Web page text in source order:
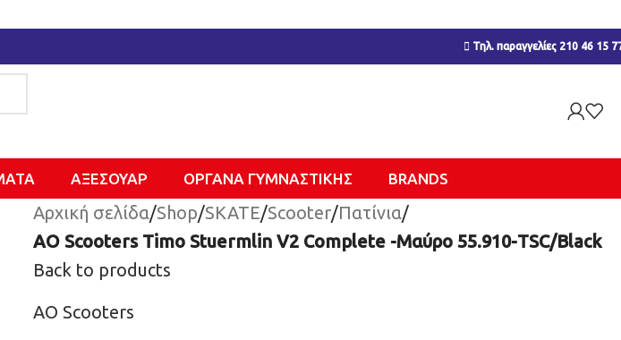
Τηλ. παραγγελίες 210 46 15
ΑΞΕΣΟΥΑΡ ΌΡΓΑΝΑ ΓΥΜΝΑΣΤΙΚΉΣ BRANDS
Αρχική σελίδα/Shop/SKATE/Scooter/Πατίνια/
AO Scooters Timo Stuermlin V2 Complete -Μαύρο 55.910-TSC/Black
Back to products
AO Scooters